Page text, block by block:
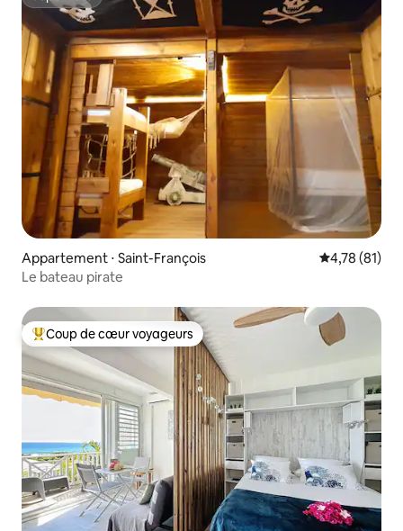
Superhôte
Appartement ⋅ Saint-François Évaluation
4,78 (81)
Le bateau pirate
Coups de cœur voyageurs les plus appréciés
Coup de cœur voyageurs